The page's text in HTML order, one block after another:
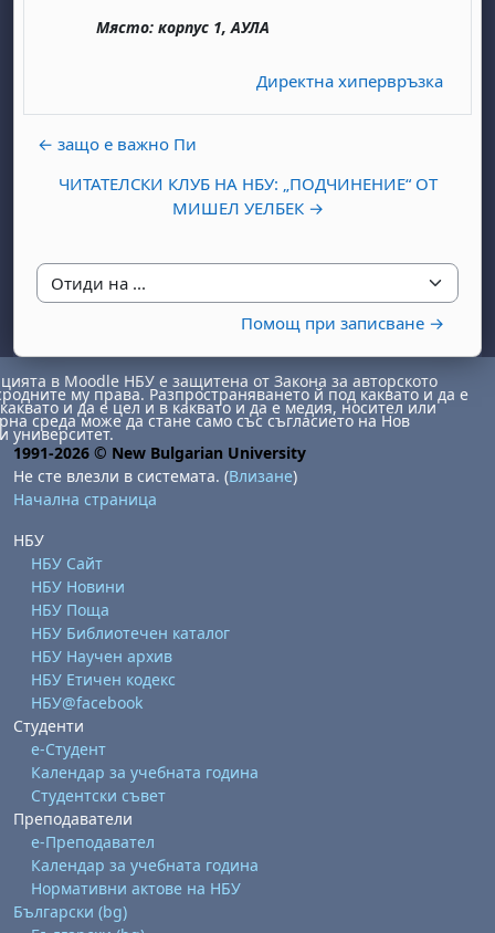
Място: корпус 1, АУЛА
Директна хипервръзка
← защо е важно Пи
ЧИТАТЕЛСКИ КЛУБ НА НБУ: „ПОДЧИНЕНИЕ“ ОТ
МИШЕЛ УЕЛБЕК →
Отиди на ...
Помощ при записване →
1 август
неделя, 2 август
август
август
29 август
неделя, 30 август
в Moodle НБУ е защитена от Закона за авторското
му права. Разпространяването й под каквато и да е
и да е цел и в каквато и да е медия, носител или
среда може да стане само със съгласието на Нов
университет.
1991-2026 © New Bulgarian University
Не сте влезли в системата. (Влизане)
Начална страница
НБУ
НБУ Сайт
НБУ Новини
НБУ Поща
НБУ Библиотечен каталог
НБУ Научен архив
НБУ Етичен кодекс
НБУ@facebook
Студенти
е-Студент
Календар за учебната година
Студентски съвет
Преподаватели
е-Преподавател
Календар за учебната година
Нормативни актове на НБУ
Български ‎(bg)‎